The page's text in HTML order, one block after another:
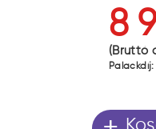
8
(Bruttó
Palackdíj: